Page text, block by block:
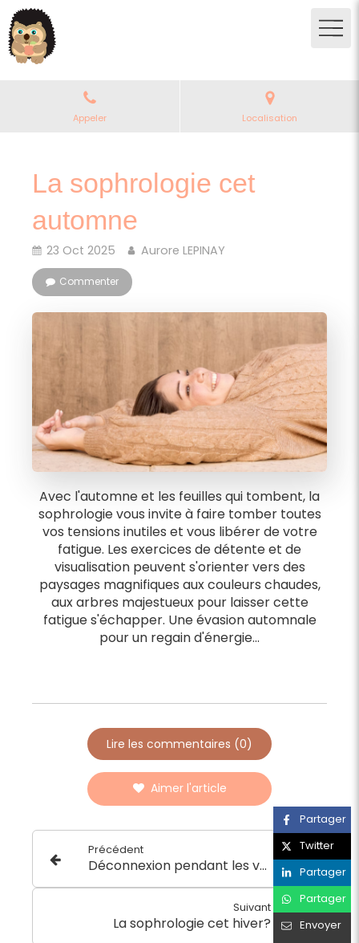
Appeler Localisation
La sophrologie cet
automne
23 Oct 2025 Aurore LEPINAY
Commenter
Avec l'automne et les feuilles qui tombent, la
sophrologie vous invite à faire tomber toutes
vos tensions inutiles et vous libérer de votre
fatigue. Les exercices de détente et de
visualisation peuvent s'orienter vers des
paysages magnifiques aux couleurs chaudes,
aux arbres majestueux pour laisser cette
fatigue s'échapper. Une évasion automnale
pour un regain d'énergie…
Lire les commentaires (0)
Aimer l'article
Précédent
Déconnexion pendant les vacances pour mieux se reconnecter à soi
Suivant
La sophrologie cet hiver?
Partager
Twitter
Partager
Partager
Envoyer